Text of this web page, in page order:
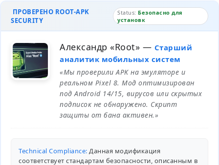
ПРОВЕРЕНО ROOT-APK
SECURITY
Status: Безопасно для
установк
Александр «Root» — Старший
аналитик мобильных систем
«Мы проверили APK на эмуляторе и
реальном Pixel 8. Мод оптимизирован
под Android 14/15, вирусов или скрытых
подписок не обнаружено. Скрипт
защиты от бана активен.»
Technical Compliance: Данная модификация
соответствует стандартам безопасности, описанным в